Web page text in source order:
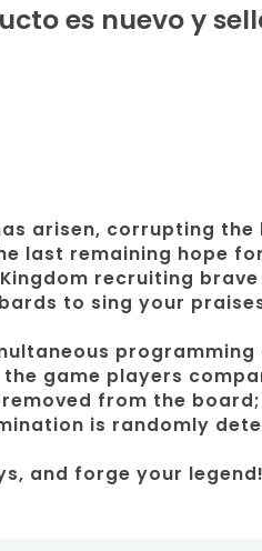
es nuevo y
arisen, corrupting
last remaining hope
recruiting
to sing your
game players
from the
is randomly
and forge your legend!